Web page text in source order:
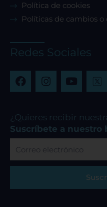
Política de cookies
Políticas de cambios o
Redes Sociales
F
a
b
o
o
k
I
n
a
g
r
a
m
Y
o
u
b
e
¿Quieres recibir
Suscríbete a nuestro
electrónico